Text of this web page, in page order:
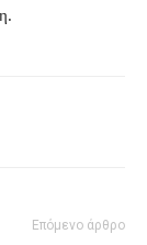
Επόμενο άρθρο